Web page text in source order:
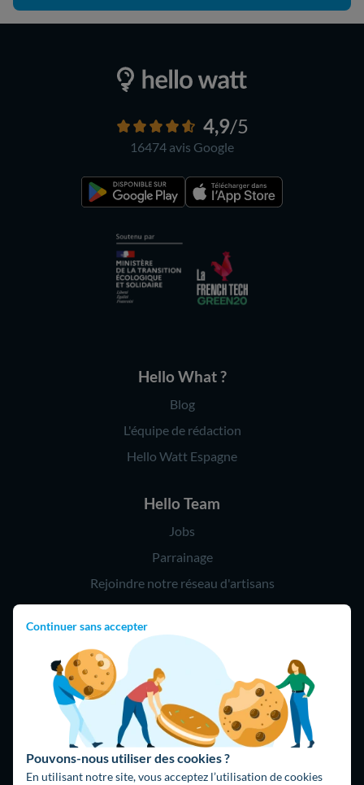
Continuer sans accepter
Pouvons-nous utiliser des cookies ?
En utilisant notre site, vous acceptez l’utilisation de cookies
4,9/5
16474 avis Google
Hello What ?
Blog
L'équipe de rédaction
Hello Watt Espagne
Hello Team
Jobs
Parrainage
Rejoindre notre réseau d'artisans
09 75 18 60 60
(8h-21h)
75018 Paris